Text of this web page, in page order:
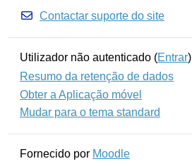
Contactar suporte do site
Utilizador não autenticado (Entrar)
Resumo da retenção de dados
Obter a Aplicação móvel
Mudar para o tema standard
Fornecido por Moodle